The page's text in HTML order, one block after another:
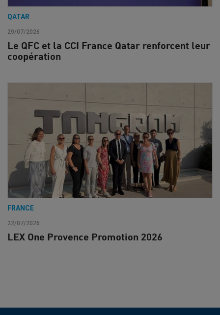
QATAR
29/07/2026
Le QFC et la CCI France Qatar renforcent leur
coopération
FRANCE
22/07/2026
LEX One Provence Promotion 2026